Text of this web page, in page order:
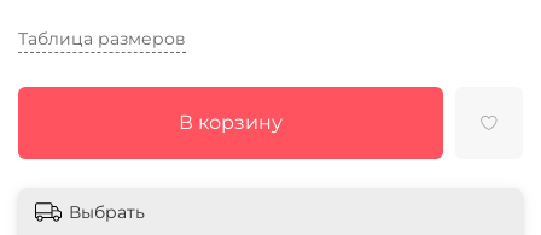
Таблица размеров
В корзину
Выбрать